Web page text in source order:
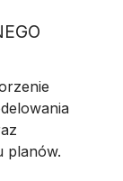
planów.